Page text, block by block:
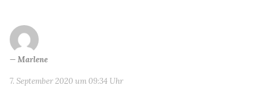
Marlene
7. September 2020 um 09:34 Uhr